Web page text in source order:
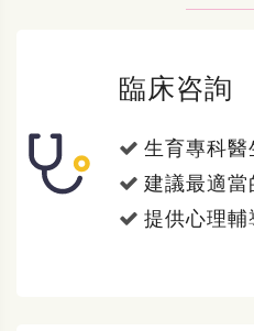
臨床咨詢
生育專科
建議最適當
提供心理輔